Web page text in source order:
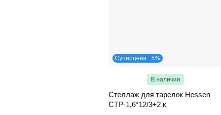
Суперцена −5%
В наличии
Стеллаж для тарелок Hessen
СТР-1,6*12/3+2 к